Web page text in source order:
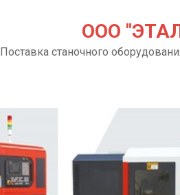
ООО
Поставка станочного